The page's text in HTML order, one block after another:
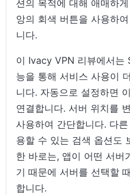
션의 목적에 대해 애매하
앙의 회색 버튼을 사용하
니다.
이 Ivacy VPN 리뷰에서
능을 통해 서비스 사용이
니다. 자동으로 설정하면
연결합니다. 서버 위치를
사용하여 간단합니다. 다
용할 수 있는 검색 옵션도
한 바로는, 앱이 어떤 서버
기 때문에 서버를 선택할
합니다.